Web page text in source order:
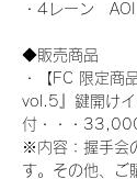
・4レーン　AOI
◆販売商品
・【FC 限定商
vol.5』鍵開け
付・・・
※内容：握手会
す。その他、ご